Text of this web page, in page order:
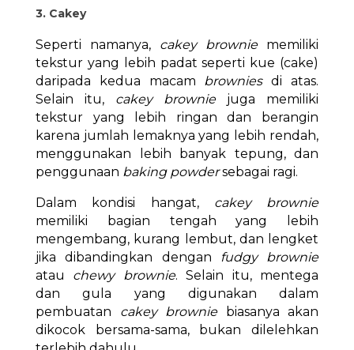
3. Cakey
Seperti namanya, cakey browniememiliki
tekstur yang lebih padat seperti kue (cake)
daripada kedua macam browniesdi atas.
Selain itu, cakey browniejuga memiliki
tekstur yang lebih ringan dan berangin
karena jumlah lemaknya yang lebih rendah,
menggunakan lebih banyak tepung, dan
penggunaan baking powdersebagai ragi.
Dalam kondisi hangat, cakey brownie
memiliki bagian tengah yang lebih
mengembang, kurang lembut, dan lengket
jika dibandingkan dengan fudgy brownie
atau chewy brownie. Selain itu, mentega
dan gula yang digunakan dalam
pembuatan cakey browniebiasanya akan
dikocok bersama-sama, bukan dilelehkan